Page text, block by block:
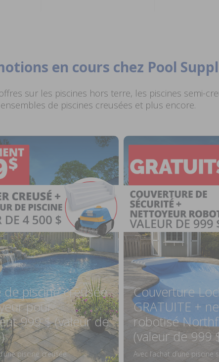
en cours chez Pool
sur les piscines hors terre, les piscines semi-
ensembles de piscines creusées et plus encore.
de piscine creusée
pour
999 $ (valeur de
piscine creusée
Couverture
GRATUITE +
robotisé
(valeur de 999
Avec l’achat d’une piscine